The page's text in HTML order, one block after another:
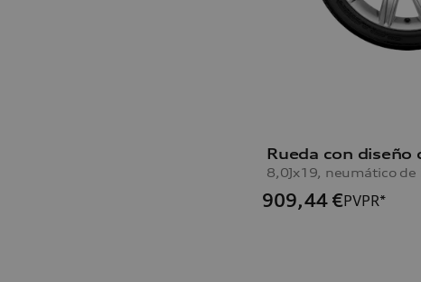
909,44 €PVPR*